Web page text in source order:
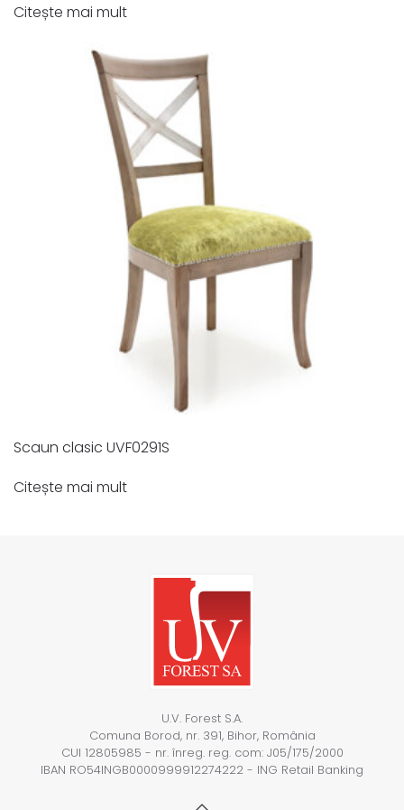
Citește mai mult
Scaun clasic UVF0291S
Citește mai mult
U.V. Forest S.A.
Comuna Borod, nr. 391, Bihor, România
CUI 12805985 - nr. înreg. reg. com: J05/175/2000
IBAN RO54INGB0000999912274222 - ING Retail Banking